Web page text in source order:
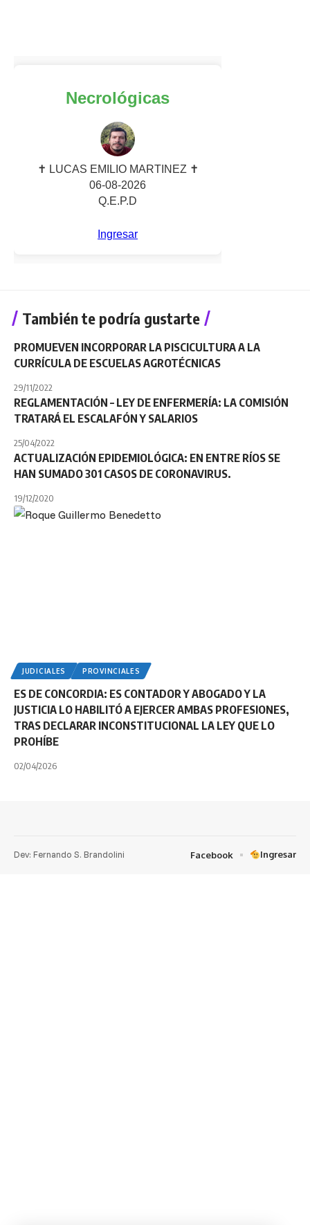
También te podría gustarte
PROMUEVEN INCORPORAR LA PISCICULTURA A LA
CURRÍCULA DE ESCUELAS AGROTÉCNICAS
29/11/2022
REGLAMENTACIÓN – LEY DE ENFERMERÍA: LA COMISIÓN
TRATARÁ EL ESCALAFÓN Y SALARIOS
25/04/2022
ACTUALIZACIÓN EPIDEMIOLÓGICA: EN ENTRE RÍOS SE
HAN SUMADO 301 CASOS DE CORONAVIRUS.
19/12/2020
JUDICIALES PROVINCIALES
ES DE CONCORDIA: ES CONTADOR Y ABOGADO Y LA
JUSTICIA LO HABILITÓ A EJERCER AMBAS PROFESIONES,
TRAS DECLARAR INCONSTITUCIONAL LA LEY QUE LO
PROHÍBE
02/04/2026
Dev: Fernando S. Brandolini Facebook Ingresar